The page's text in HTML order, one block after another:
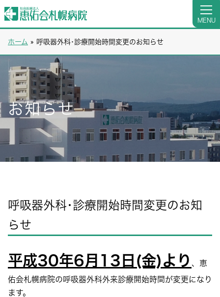
MENU
ホーム » 呼吸器外科･診療開始時間変更のお知らせ
お知らせ
呼吸器外科･診療開始時間変更のお知
らせ
平成30年6月13日(金)より 、恵
佑会札幌病院の呼吸器外科外来診療開始時間が変更になり
ます。